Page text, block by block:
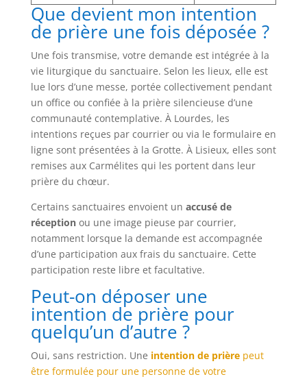
Que devient mon intention
de prière une fois déposée ?
Une fois transmise, votre demande est intégrée à la
vie liturgique du sanctuaire. Selon les lieux, elle est
lue lors d’une messe, portée collectivement pendant
un office ou confiée à la prière silencieuse d’une
communauté contemplative. À Lourdes, les
intentions reçues par courrier ou via le formulaire en
ligne sont présentées à la Grotte. À Lisieux, elles sont
remises aux Carmélites qui les portent dans leur
prière du chœur.
Certains sanctuaires envoient un accusé de
réceptionou une image pieuse par courrier,
notamment lorsque la demande est accompagnée
d’une participation aux frais du sanctuaire. Cette
participation reste libre et facultative.
Peut-on déposer une
intention de prière pour
quelqu’un d’autre ?
Oui, sans restriction. Une intention de prièrepeut
être formulée pour une personne de votre